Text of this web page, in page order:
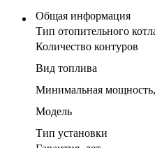
Общая информация
Тип отопительного
Количество контуров
Вид топлива
Минимальная
Модель
Тип установки